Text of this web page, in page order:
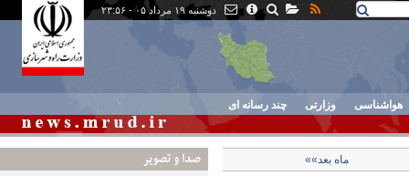
دوشنبه ۱۹ مرداد ۰۵ - ۲۳:۵۶
هواشناسی وزارتی چند رسانه ای
صدا و تصوير ماه بعد»»